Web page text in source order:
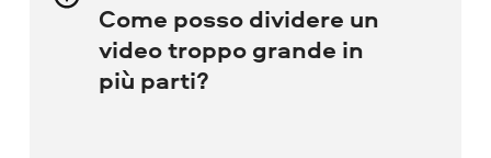
Come posso dividere un
video troppo grande in
più parti?